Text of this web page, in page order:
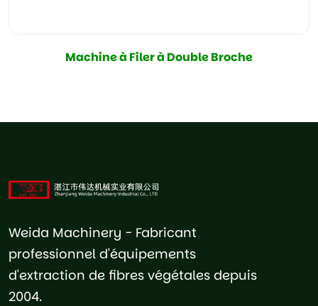
Machine à Filer à Double Broche
Weida Machinery - Fabricant
professionnel d'équipements
d'extraction de fibres végétales depuis
2004.